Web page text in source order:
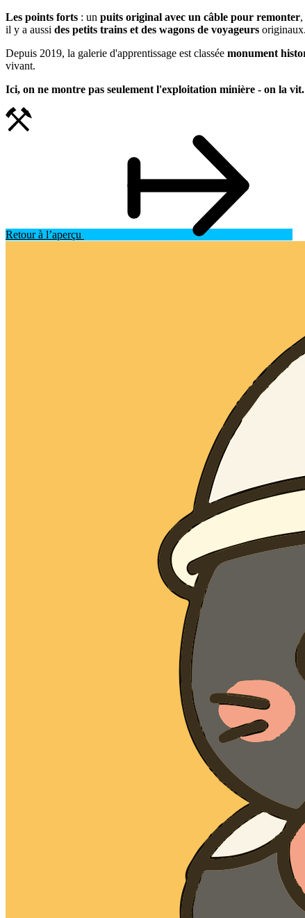
Les points forts : un puits original avec un câble pour remonter
il y a aussi des petits trains et des wagons de voyageurs
Depuis 2019, la galerie d'apprentissage est classée monument
vivant.
Ici, on ne montre pas seulement l'exploitation minière - on la vit.
Retour à l’aperçu